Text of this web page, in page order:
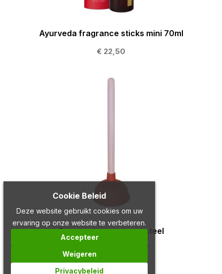
Ayurveda fragrance sticks mini 70ml
€ 22,50
Betra ontstopper met steel
Cookie Beleid
Deze website gebruikt cookies om uw
ervaring op onze website te verbeteren.
Accepteer
Weigeren
Privacybeleid